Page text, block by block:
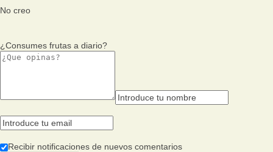
No creo
¿Consumes frutas a diario?
Recibir notificaciones de nuevos comentarios